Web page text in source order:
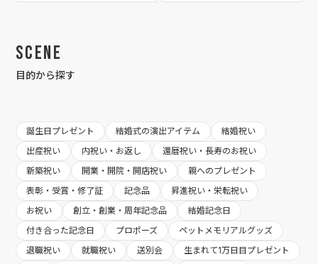
Scene
目的から探す
誕生日プレゼント 結婚式の演出アイテム
結婚祝い
出産祝い
内祝い・お返し
還暦祝い・長寿のお祝い
新築祝い
開業・開院・開店祝い
親へのプレゼント
表彰・受賞・修了証
記念品
昇進祝い・栄転祝い
お祝い
創立・創業・周年記念品
結婚記念日
付き合った記念日
プロポーズ
ペットメモリアルグッズ
退職祝い
就職祝い 送別会
生まれて1万日目プレゼント